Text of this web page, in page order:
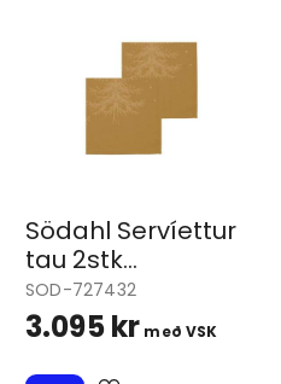
Södahl Servíettur
tau 2stk
Winterland golden
SOD-727432
3.095 kr með VSK